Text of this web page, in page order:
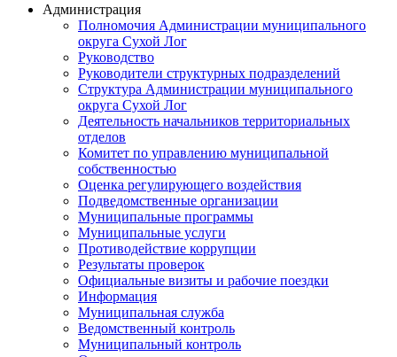
Администрация
Полномочия Администрации муниципального
округа Сухой Лог
Руководство
Руководители структурных подразделений
Структура Администрации муниципального
округа Сухой Лог
Деятельность начальников территориальных
отделов
Комитет по управлению муниципальной
собственностью
Оценка регулирующего воздействия
Подведомственные организации
Муниципальные программы
Муниципальные услуги
Противодействие коррупции
Результаты проверок
Официальные визиты и рабочие поездки
Информация
Муниципальная служба
Ведомственный контроль
Муниципальный контроль